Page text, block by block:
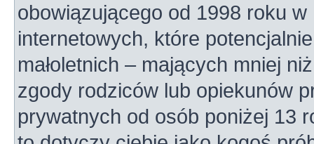
obowiązującego od 1998 roku w
internetowych, które
małoletnich – mających mniej
zgody rodziców lub opiekunów
prywatnych od osób poniżej 13